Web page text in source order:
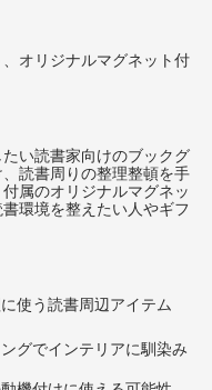
オリジナルマグネット付
い読書家向けのブックグ
読書周りの整理整頓を手
属のオリジナルマグネッ
環境を整えたい人やギフ
使う読書周辺アイテム
グでインテリアに馴染み